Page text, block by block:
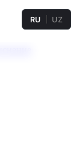
RU UZ